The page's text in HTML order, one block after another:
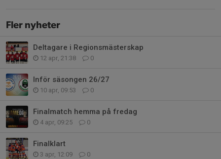
Fler nyheter
Deltagare i Regionsmästerskap
12 apr, 21:38 0
Inför säsongen 26/27
10 apr, 09:53 0
Finalmatch hemma på fredag
4 apr, 09:25 0
Finalklart
3 apr, 12:09 0